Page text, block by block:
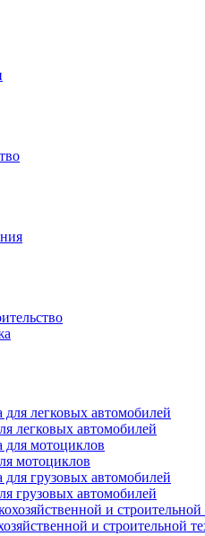
легковых автомобилей
мотоциклов
грузовых автомобилей
и строительной